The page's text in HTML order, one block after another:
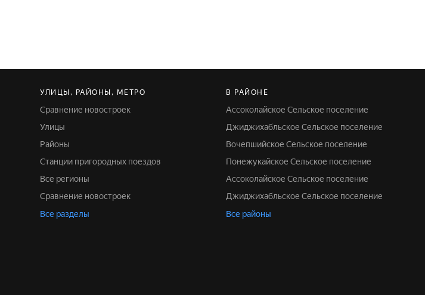
УЛИЦЫ, РАЙОНЫ, МЕТРО
Сравнение новостроек
Улицы
Районы
Станции пригородных поездов
Все регионы
Сравнение новостроек
Все разделы
В РАЙОНЕ
Ассоколайское Сельское поселение
Джиджихабльское Сельское поселение
Вочепшийское Сельское поселение
Понежукайское Сельское поселение
Ассоколайское Сельское поселение
Джиджихабльское Сельское поселение
Все районы